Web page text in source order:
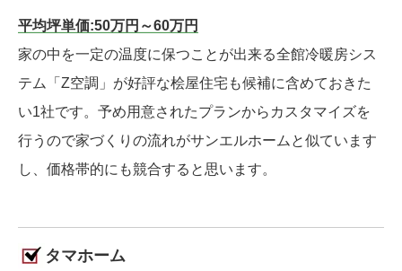
平均坪単価:50万円～60万円
家の中を一定の温度に保つことが出来る全館冷暖房シス
テム「Z空調」が好評な桧屋住宅も候補に含めておきた
い1社です。予め用意されたプランからカスタマイズを
行うので家づくりの流れがサンエルホームと似ています
し、価格帯的にも競合すると思います。
タマホーム